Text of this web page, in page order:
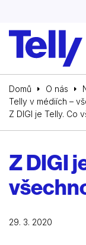
Domů O nás
Telly v médiích –
Z DIGI je Telly. Co
Z DIGI
29. 3. 2020